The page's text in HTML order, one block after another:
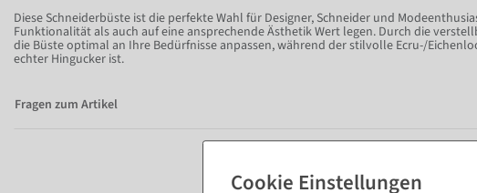
Diese Schneiderbüste ist die perfekte Wahl für Designer, Schneider und
Funktionalität als auch auf eine ansprechende Ästhetik Wert legen. Durch die
die Büste optimal an Ihre Bedürfnisse anpassen, während der stilvolle Ecru-/
echter Hingucker ist.
Fragen zum Artikel